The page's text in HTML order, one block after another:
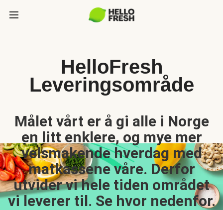
HelloFresh
Leveringsområde
Målet vårt er å gi alle i Norge
en litt enklere, og mye mer
velsmakende hverdag med
matkassene våre. Derfor
utvider vi hele tiden området
vi leverer til. Se hvor nedenfor.